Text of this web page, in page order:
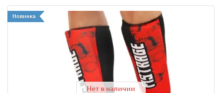
Новинка
Нет в наличии